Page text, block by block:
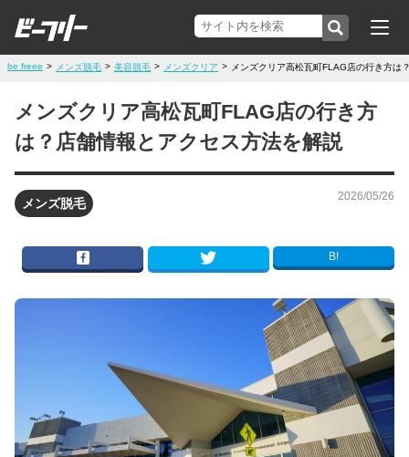
be freee > メンズ脱毛 > 美容脱毛 > メンズクリア > メンズクリア高松瓦町FLAG店の行き方は
メンズクリア高松瓦町FLAG店の行き方
は？店舗情報とアクセス方法を解説
メンズ脱毛 2026/05/26
B!